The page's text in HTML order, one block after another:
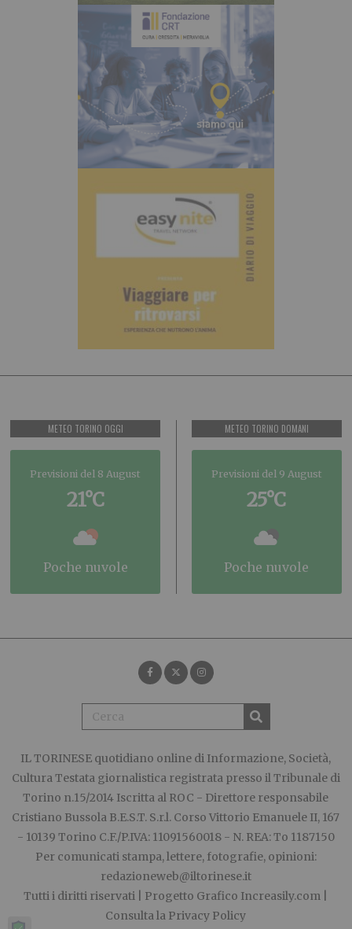
METEO TORINO OGGI
Previsioni del 8 August
21°C
poche nuvole
METEO TORINO DOMANI
Previsioni del 9 August
25°C
poche nuvole
IL TORINESE quotidiano online di Informazione, Società,
Cultura Testata giornalistica registrata presso il Tribunale di
Torino n.15/2014 Iscritta al ROC - Direttore responsabile
Cristiano Bussola B.E.S.T. S.r.l. Corso Vittorio Emanuele II, 167
- 10139 Torino C.F./P.IVA: 11091560018 - N. REA: To 1187150
Per comunicati stampa, lettere, fotografie, opinioni:
redazioneweb@iltorinese.it
Tutti i diritti riservati | Progetto Grafico Increasily.com
Consulta la Privacy Policy